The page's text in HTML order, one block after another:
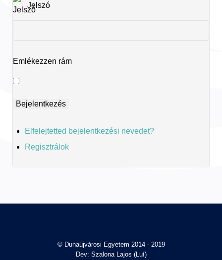
Jelszó
Emlékezzen rám
Elfelejtetted bejelentkezési nevedet?
Regisztrálok
© Dunaújvárosi Egyetem 2014 - 2019
Dev: Szalona Lajos (Luí)